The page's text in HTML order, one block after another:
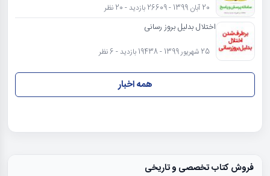
20 آبان 1399 - 26609 بازدید - 20 نظر
اختلال بدلیل بروز رسانی
25 شهریور 1399 - 19438 بازدید - 6 نظر
همه اخبار
فروش کتاب تخصصی و تاریخی